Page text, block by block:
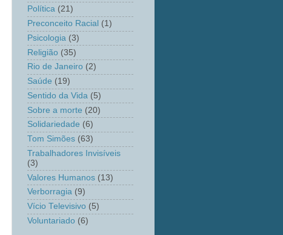
Política (21)
Preconceito Racial (1)
Psicologia (3)
Religião (35)
Rio de Janeiro (2)
Saúde (19)
Sentido da Vida (5)
Sobre a morte (20)
Solidariedade (6)
Tom Simões (63)
Trabalhadores Invisíveis
(3)
Valores Humanos (13)
Verborragia (9)
Vício Televisivo (5)
Voluntariado (6)